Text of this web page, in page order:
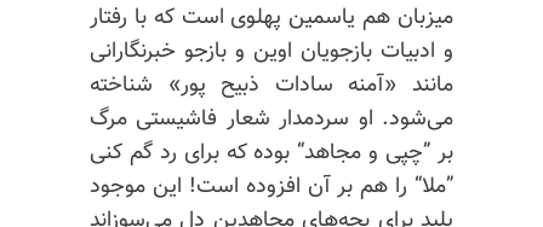
میزبان هم یاسمین پهلوی است که با رفتار
و ادبیات بازجویان اوین و بازجو خبرنگارانی
مانند «آمنه سادات ذبیح پور» شناخته
می‌شود. او سردمدار شعار فاشیستی مرگ
بر ”چپی و مجاهد“ بوده که برای رد گم کنی
”ملا“ را هم بر آن افزوده است! این موجود